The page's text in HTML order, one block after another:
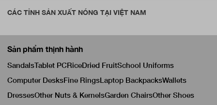
CÁC TỈNH SẢN XUẤT NÓNG TẠI VIỆT NAM
Sản phẩm thịnh hành
SandalsTablet PCRiceDried FruitSchool Uniforms
Computer DesksFine RingsLaptop BackpacksWallets
DressesOther Nuts & KernelsGarden ChairsOther Shoes